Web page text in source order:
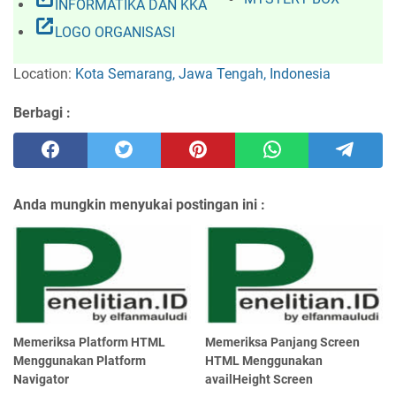
INFORMATIKA DAN KKA
open_in_new LOGO ORGANISASI
Location: Kota Semarang, Jawa Tengah, Indonesia
Berbagi :
Anda mungkin menyukai postingan ini :
Memeriksa Platform HTML
Menggunakan Platform
Navigator
Memeriksa Panjang Screen
HTML Menggunakan
availHeight Screen